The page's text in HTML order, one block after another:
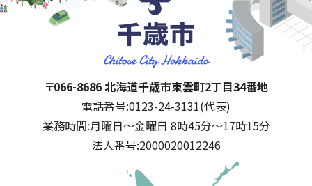
千歳市
住所:
〒066-8686 北海道千歳市東雲町2丁目34番地
電話番号:0123-24-3131(代表)
業務時間:月曜日～金曜日 8時45分～17時15分
法人番号:2000020012246